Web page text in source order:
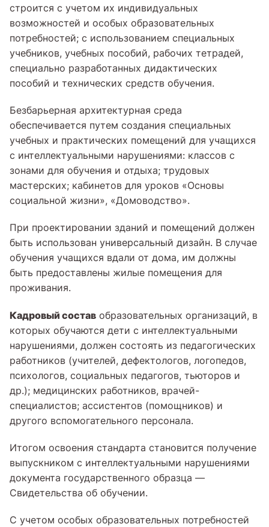
строится с учетом их индивидуальных
возможностей и особых образовательных
потребностей; с использованием специальных
учебников, учебных пособий, рабочих тетрадей,
специально разработанных дидактических
пособий и технических средств обучения.
Безбарьерная архитектурная среда
обеспечивается путем создания специальных
учебных и практических помещений для учащихся
с интеллектуальными нарушениями: классов с
зонами для обучения и отдыха; трудовых
мастерских; кабинетов для уроков «Основы
социальной жизни», «Домоводство».
При проектировании зданий и помещений должен
быть использован универсальный дизайн. В случае
обучения учащихся вдали от дома, им должны
быть предоставлены жилые помещения для
проживания.
Кадровый состав образовательных организаций, в
которых обучаются дети с интеллектуальными
нарушениями, должен состоять из педагогических
работников (учителей, дефектологов, логопедов,
психологов, социальных педагогов, тьюторов и
др.); медицинских работников, врачей-
специалистов; ассистентов (помощников) и
другого вспомогательного персонала.
Итогом освоения стандарта становится получение
выпускником с интеллектуальными нарушениями
документа государственного образца —
Свидетельства об обучении.
С учетом особых образовательных потребностей